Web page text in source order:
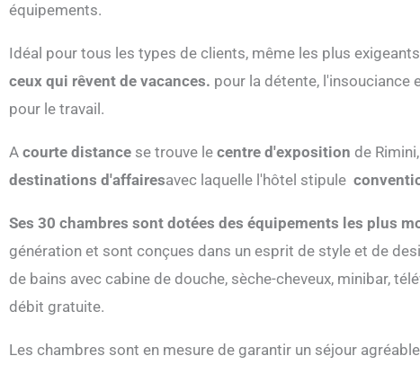
équipements.
Idéal pour tous les types de clients, même les plus
ceux qui rêvent de vacances. pour la détente, l'insouciance
pour le travail.
A courte distance se trouve le centre d'exposition de
destinations d'affairesavec laquelle l'hôtel stipule
Ses 30 chambres sont dotées des équipements les plus
génération et sont conçues dans un esprit de style et de
de bains avec cabine de douche, sèche-cheveux, minibar,
débit gratuite.
Les chambres sont en mesure de garantir un séjour